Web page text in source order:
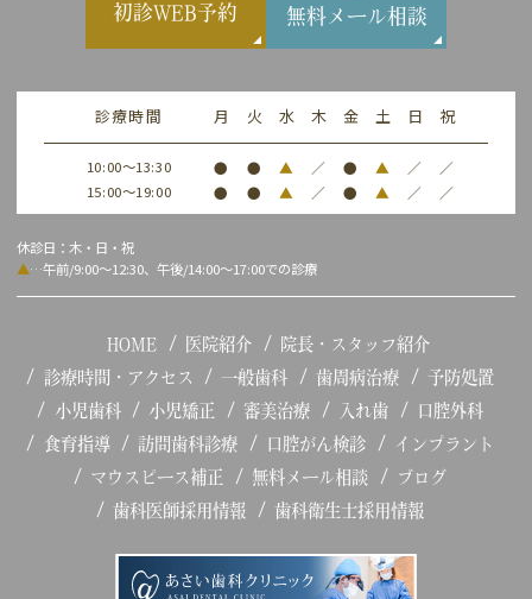
初診WEB予約 無料メール相談
診療時間 月 火 水 木 金 土 日 祝
10:00～13:30 ● ● ▲ ／ ● ▲ ／ ／
15:00～19:00 ● ● ▲ ／ ● ▲ ／ ／
休診日：木・日・祝
▲…午前/9:00～12:30、午後/14:00～17:00での診療
HOME 医院紹介
院長・スタッフ紹介
診療時間・アクセス
一般歯科 歯周病治療
予防処置
小児歯科
小児矯正 審美治療 入れ歯
口腔外科
食育指導
訪問歯科診療 口腔がん検診
インプラント
マウスピース補正
無料メール相談
ブログ
歯科医師採用情報
歯科衛生士採用情報